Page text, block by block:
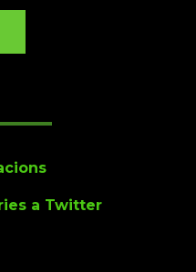
a Twitter